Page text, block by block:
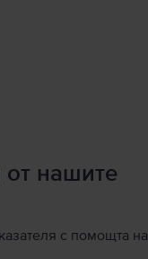
нашите
с помощта на